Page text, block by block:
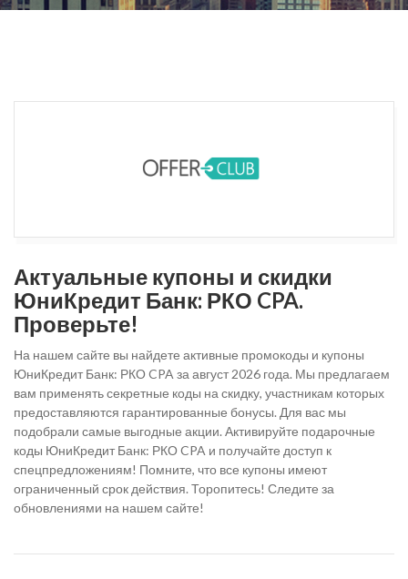
Актуальные купоны и скидки
ЮниКредит Банк: РКО CPA.
Проверьте!
На нашем сайте вы найдете активные промокоды и купоны
ЮниКредит Банк: РКО CPA за август 2026 года. Мы предлагаем
вам применять секретные коды на скидку, участникам которых
предоставляются гарантированные бонусы. Для вас мы
подобрали самые выгодные акции. Активируйте подарочные
коды ЮниКредит Банк: РКО CPA и получайте доступ к
спецпредложениям! Помните, что все купоны имеют
ограниченный срок действия. Торопитесь! Следите за
обновлениями на нашем сайте!